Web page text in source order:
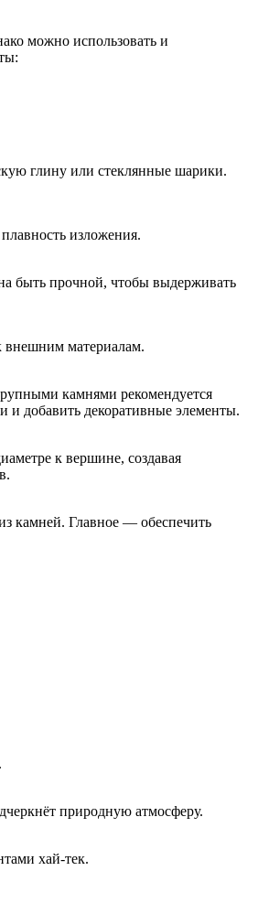
можно использовать и
глину или стеклянные шарики.
изложения.
быть прочной, чтобы выдерживать
внешним материалам.
камнями рекомендуется
и добавить декоративные элементы.
к вершине, создавая
камней. Главное — обеспечить
природную атмосферу.
хай-тек.